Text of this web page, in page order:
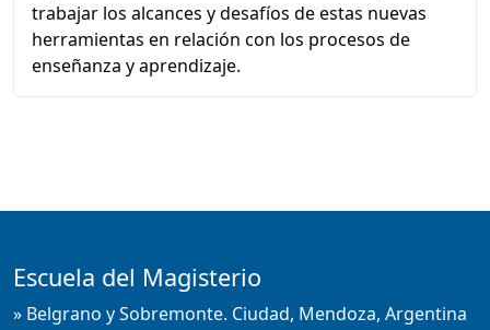
trabajar los alcances y desafíos de estas nuevas
herramientas en relación con los procesos de
enseñanza y aprendizaje.
Escuela del Magisterio
» Belgrano y Sobremonte. Ciudad, Mendoza, Argentina